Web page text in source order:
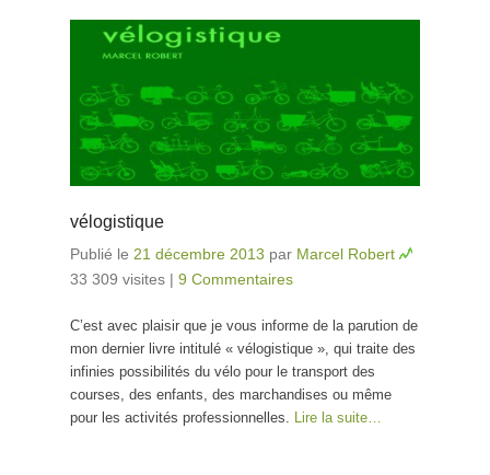
vélogistique
Publié le 21 décembre 2013 par Marcel Robert
33 309 visites | 9 Commentaires
C’est avec plaisir que je vous informe de la parution de
mon dernier livre intitulé « vélogistique », qui traite des
infinies possibilités du vélo pour le transport des
courses, des enfants, des marchandises ou même
pour les activités professionnelles. Lire la suite…